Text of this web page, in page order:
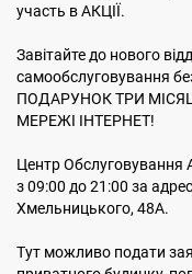
участь в АКЦІЇ.
Завітайте до нового
самообслуговування
ПОДАРУНОК ТРИ
МЕРЕЖІ ІНТЕРНЕТ!
Центр
з 09:00 до 21:00 за
Хмельницького, 48А.
Тут можливо подати